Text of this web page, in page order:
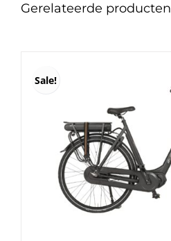
Gerelateerde producten
Sale!